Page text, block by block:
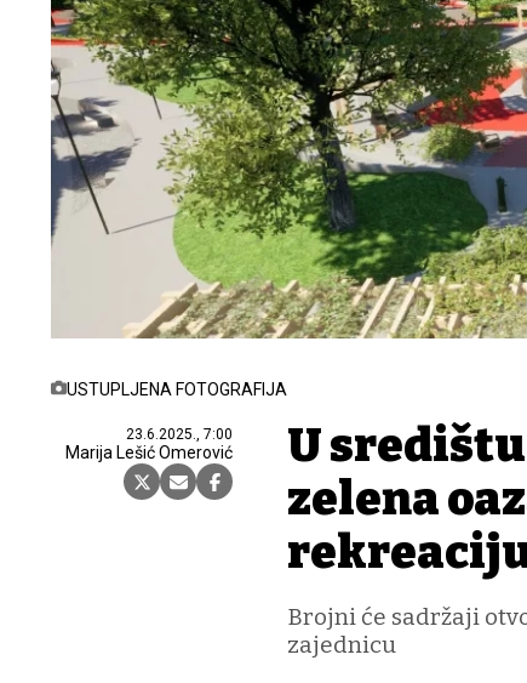
USTUPLJENA FOTOGRAFIJA
23.6.2025., 7:00
Marija Lešić Omerović
U
zelena
Brojni će sadržaji
zajednicu